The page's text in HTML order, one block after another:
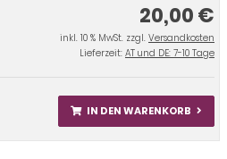
20,00 €
inkl. 10 % MwSt. zzgl. Versandkosten
Lieferzeit: AT und DE: 7-10 Tage
IN DEN WARENKORB